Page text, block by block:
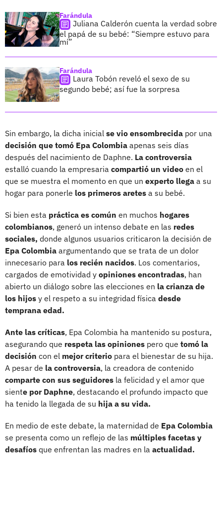
Farándula
Juliana Calderón cuenta la verdad sobre
el papá de su bebé: “Siempre estuvo para
mí”
Farándula
Laura Tobón reveló el sexo de su
segundo bebé; así fue la sorpresa
Sin embargo, la dicha inicial se vio ensombrecida por una
decisión que tomó Epa Colombia apenas seis días
después del nacimiento de Daphne. La controversia
estalló cuando la empresaria compartió un video en el
que se muestra el momento en que un experto llega a su
hogar para ponerle los primeros aretes a su bebé.
Si bien esta práctica es común en muchos hogares
colombianos, generó un intenso debate en las redes
sociales, donde algunos usuarios criticaron la decisión de
Epa Colombia argumentando que se trata de un dolor
innecesario para los recién nacidos. Los comentarios,
cargados de emotividad y opiniones encontradas, han
abierto un diálogo sobre las elecciones en la crianza de
los hijos y el respeto a su integridad física desde
temprana edad.
Ante las críticas, Epa Colombia ha mantenido su postura,
asegurando que respeta las opiniones pero que tomó la
decisión con el mejor criterio para el bienestar de su hija.
A pesar de la controversia, la creadora de contenido
comparte con sus seguidores la felicidad y el amor que
siente por Daphne, destacando el profundo impacto que
ha tenido la llegada de su hija a su vida.
En medio de este debate, la maternidad de Epa Colombia
se presenta como un reflejo de las múltiples facetas y
desafíos que enfrentan las madres en la actualidad.